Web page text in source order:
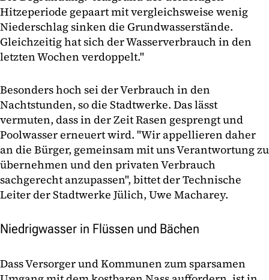
Hitzeperiode gepaart mit vergleichsweise wenig
Niederschlag sinken die Grundwasserstände.
Gleichzeitig hat sich der Wasserverbrauch in den
letzten Wochen verdoppelt."
Besonders hoch sei der Verbrauch in den
Nachtstunden, so die Stadtwerke. Das lässt
vermuten, dass in der Zeit Rasen gesprengt und
Poolwasser erneuert wird. "Wir appellieren daher
an die Bürger, gemeinsam mit uns Verantwortung zu
übernehmen und den privaten Verbrauch
sachgerecht anzupassen", bittet der Technische
Leiter der Stadtwerke Jülich, Uwe Macharey.
Niedrigwasser in Flüssen und Bächen
Dass Versorger und Kommunen zum sparsamen